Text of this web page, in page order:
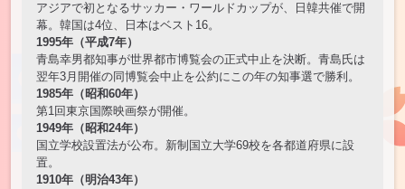
アジアで初となるサッカー・ワールドカップが、日韓共催で開
幕。韓国は4位、日本はベスト16。
1995年（平成7年）
青島幸男都知事が世界都市博覧会の正式中止を決断。青島氏は
翌年3月開催の同博覧会中止を公約にこの年の知事選で勝利。
1985年（昭和60年）
第1回東京国際映画祭が開催。
1949年（昭和24年）
国立学校設置法が公布。新制国立大学69校を各都道府県に設
置。
1910年（明治43年）